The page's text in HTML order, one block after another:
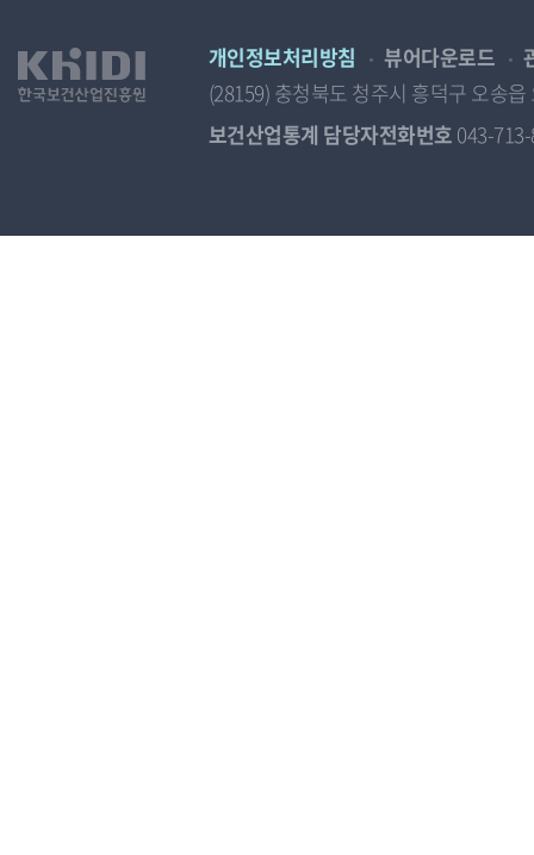
개인정보처리방침 뷰어다운로드
(28159) 충청북도 청주시 흥덕구 오송
보건산업통계 담당자전화번호 043-